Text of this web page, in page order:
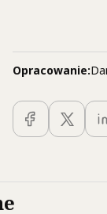
Opracowanie: